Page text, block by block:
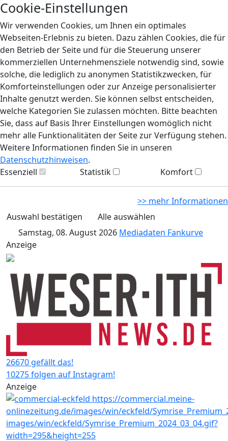
Cookie-Einstellungen
Wir verwenden Cookies, um Ihnen ein optimales
Webseiten-Erlebnis zu bieten. Dazu zählen Cookies, die für
den Betrieb der Seite und für die Steuerung unserer
kommerziellen Unternehmensziele notwendig sind, sowie
solche, die lediglich zu anonymen Statistikzwecken, für
Komforteinstellungen oder zur Anzeige personalisierter
Inhalte genutzt werden. Sie können selbst entscheiden,
welche Kategorien Sie zulassen möchten. Bitte beachten
Sie, dass auf Basis Ihrer Einstellungen womöglich nicht
mehr alle Funktionalitäten der Seite zur Verfügung stehen.
Weitere Informationen finden Sie in unseren
Datenschutzhinweisen.
Essenziell
Statistik Komfort
>> mehr Informationen
Auswahl bestätigen
Alle auswählen
Samstag, 08. August 2026 Mediadaten Fankurve
Anzeige
26670 gefällt das!
10275 folgen auf Instagram!
Anzeige